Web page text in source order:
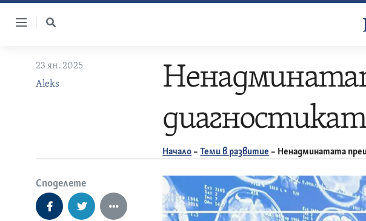
Skip
23 ян. 2025
Aleks
Начало –Теми в развитие – Ненадминатата
Споделете